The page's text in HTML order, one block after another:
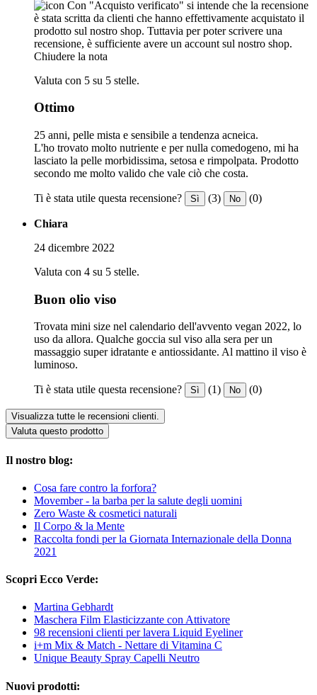
Con "Acquisto verificato" si intende che la recensione
è stata scritta da clienti che hanno effettivamente acquistato il
prodotto sul nostro shop. Tuttavia per poter scrivere una
recensione, è sufficiente avere un account sul nostro shop.
Chiudere la nota
Valuta con 5 su 5 stelle.
Ottimo
25 anni, pelle mista e sensibile a tendenza acneica.
L'ho trovato molto nutriente e per nulla comedogeno, mi ha
lasciato la pelle morbidissima, setosa e rimpolpata. Prodotto
secondo me molto valido che vale ciò che costa.
Ti è stata utile questa recensione? Sì (3) No (0)
Chiara
24 dicembre 2022
Valuta con 4 su 5 stelle.
Buon olio viso
Trovata mini size nel calendario dell'avvento vegan 2022, lo
uso da allora. Qualche goccia sul viso alla sera per un
massaggio super idratante e antiossidante. Al mattino il viso è
luminoso.
Ti è stata utile questa recensione? Sì (1) No (0)
Visualizza tutte le recensioni clienti.
Valuta questo prodotto
Il nostro blog:
Cosa fare contro la forfora?
Movember - la barba per la salute degli uomini
Zero Waste & cosmetici naturali
Il Corpo & la Mente
Raccolta fondi per la Giornata Internazionale della Donna
2021
Scopri Ecco Verde:
Martina Gebhardt
Maschera Film Elasticizzante con Attivatore
98 recensioni clienti per lavera Liquid Eyeliner
i+m Mix & Match - Nettare di Vitamina C
Unique Beauty Spray Capelli Neutro
Nuovi prodotti: